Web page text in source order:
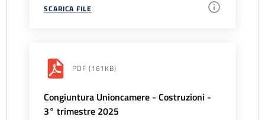
SCARICA FILE
PDF (161KB)
Congiuntura Unioncamere - Costruzioni -
3° trimestre 2025